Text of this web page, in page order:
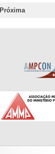
Próxima